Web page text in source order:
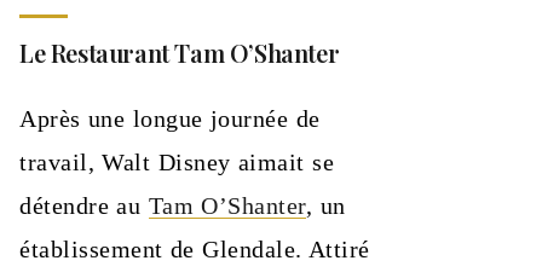
Le Restaurant Tam O’Shanter
Après une longue journée de
travail, Walt Disney aimait se
détendre au Tam O’Shanter, un
établissement de Glendale. Attiré